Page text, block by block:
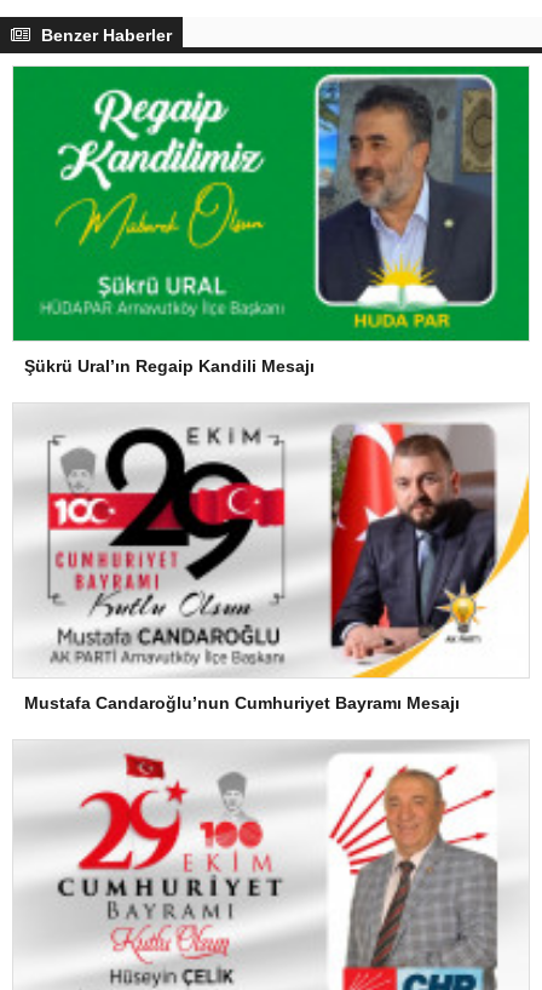
Benzer Haberler
Şükrü Ural’ın Regaip Kandili Mesajı
Mustafa Candaroğlu’nun Cumhuriyet Bayramı Mesajı